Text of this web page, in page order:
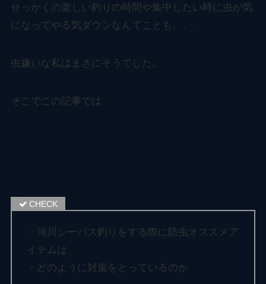
せっかくの楽しい釣りの時間や集中したい時に虫が気
になってやる気ダウンなんてことも、、、
虫嫌いな私はまさにそうでした。
そこでこの記事では
・河川シーバス釣りをする際に防虫オススメア
イテムは
・どのように対策をとっているのか